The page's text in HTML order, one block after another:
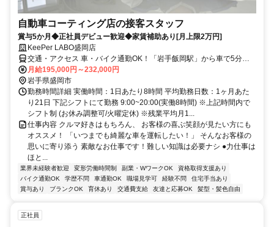
自動車コーティング店の接客スタッフ
賞与5か月◆正社員デビュー歓迎◆家賃補助あり[月上限2万円]
KeePer LABO盛岡店
交通・アクセス 車・バイク通勤OK！「岩手飯岡駅」から車で5分・
「仙北町駅」から車10分・「盛岡駅」から車15分 ※矢巾町から車15
分、紫波町から車25分。ユニバース盛岡南店（さんさ）向かいの店舗
月給195,000円～232,000円
岩手県盛岡市
勤務時間詳細 実働時間：1日あたり8時間 平均勤務日数：1ヶ月あた
り21日 下記シフトにて勤務 9:00~20:00(実働8時間) ※上記時間内で
シフト制 (お休み調整可/火曜定休) ※残業平均月1...
仕事内容 クルマ好きはもちろん、 お客様の喜ぶ笑顔が見たい方にも
オススメ！ 「いつまでも綺麗な車を運転したい！」 そんなお客様の
思いに寄り添う 素敵なお仕事です！難しい知識は必要ナシ ●力仕事は
ほと...
業界未経験者歓迎 変形労働時間制 副業・WワークOK
資格取得支援あり
バイク通勤OK
学歴不問 車通勤OK 職場見学可 経験不問
住宅手当あり
賞与あり
ブランクOK 育休あり 交通費支給 友達と応募OK 髪型・髪色自由
正社員